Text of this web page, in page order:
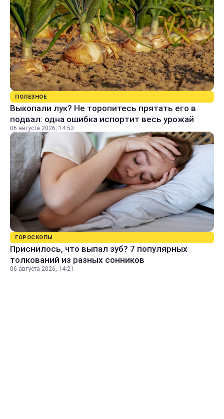
ПОЛЕЗНОЕ
Выкопали лук? Не торопитесь прятать его в
подвал: одна ошибка испортит весь урожай
06 августа 2026, 14:53
ГОРОСКОПЫ
Приснилось, что выпал зуб? 7 популярных
толкований из разных сонников
06 августа 2026, 14:21